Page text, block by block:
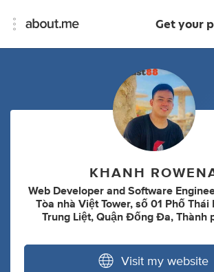
Get your
KHANH
Web Developer and Software
Tòa nhà Việt Tower, số 01 Phố
Trung Liệt, Quận Đống Đa, Thành
Visit my website